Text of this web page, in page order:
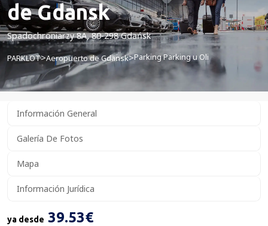
de Gdansk
Spadochroniarzy 8A, 80-298 Gdańsk
PARKLOT>Aeropuerto de Gdansk>Parking Parking u Oli
Información General
Galería De Fotos
Mapa
Información Jurídica
ya desde 39.53€